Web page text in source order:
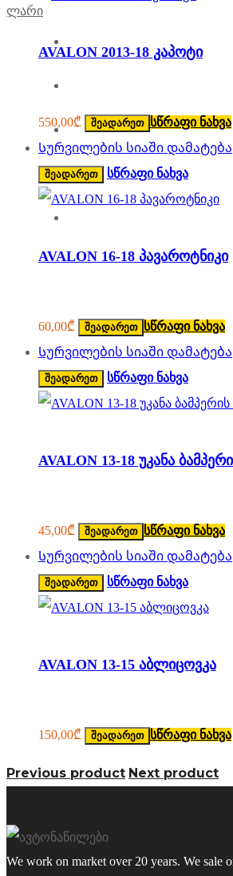
ლარი
ავტომობილები კანადიდან
ავტონაწილები
AVALON 2013-18 კაპოტი
550,00₾ შეადარეთ სწრაფი ნახვა
Სურვილების სიაში დამატება
შეადარეთ სწრაფი ნახვა
AVALON 16-18 პავაროტნიკი
60,00₾ შეადარეთ სწრაფი ნახვა
Სურვილების სიაში დამატება
შეადარეთ სწრაფი ნახვა
AVALON 13-18 უკანა
45,00₾ შეადარეთ სწრაფი ნახვა
Სურვილების სიაში დამატება
შეადარეთ სწრაფი ნახვა
AVALON 13-15 აბლიცოვკა
150,00₾ შეადარეთ სწრაფი ნახვა
Previous product Next product
We work on market over 20 years. We sale